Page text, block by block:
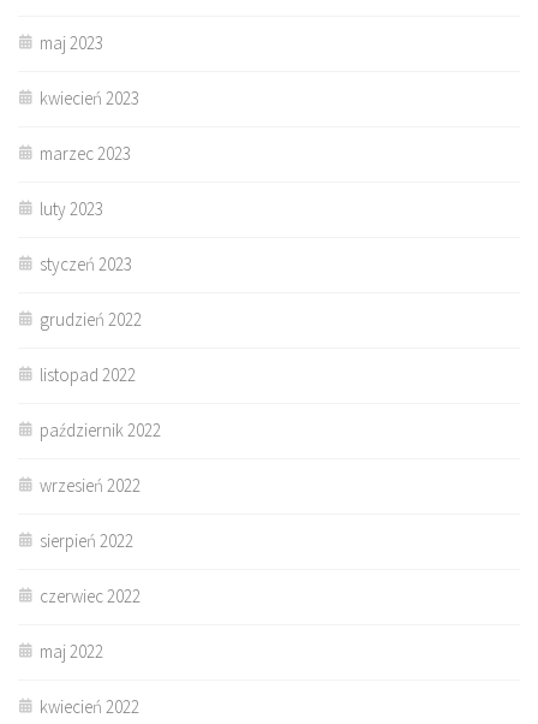
maj 2023
kwiecień 2023
marzec 2023
luty 2023
styczeń 2023
grudzień 2022
listopad 2022
październik 2022
wrzesień 2022
sierpień 2022
czerwiec 2022
maj 2022
kwiecień 2022